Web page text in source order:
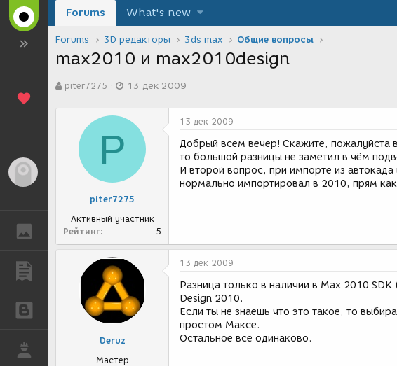
ГАЛЕРЕЯ
ПУБЛИКАЦИИ
БЛОГИ
Forums What's new
Forums 3D редакторы 3ds max Общие вопросы
max2010 и max2010design
в
piter7275
а
а
и
я
13 дек 2009
P
piter7275
Активный участник
Рейтинг
5
13 дек 2009
Добрый всем вечер! Скажите, пожалуйста
то большой разницы не заметил в чём
И второй вопрос, при импорте из
нормально импортировал в 2010, прям
Deruz
Мастер
13 дек 2009
Разница только в наличии в Max 2010
Design 2010.
Если ты не знаешь что это такое, то
простом Максе.
Остальное всё одинаково.